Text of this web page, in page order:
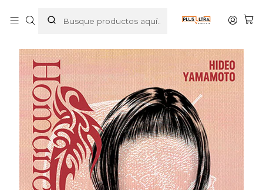
HOMUNCULUS 09 - IVREA ARGENTINA